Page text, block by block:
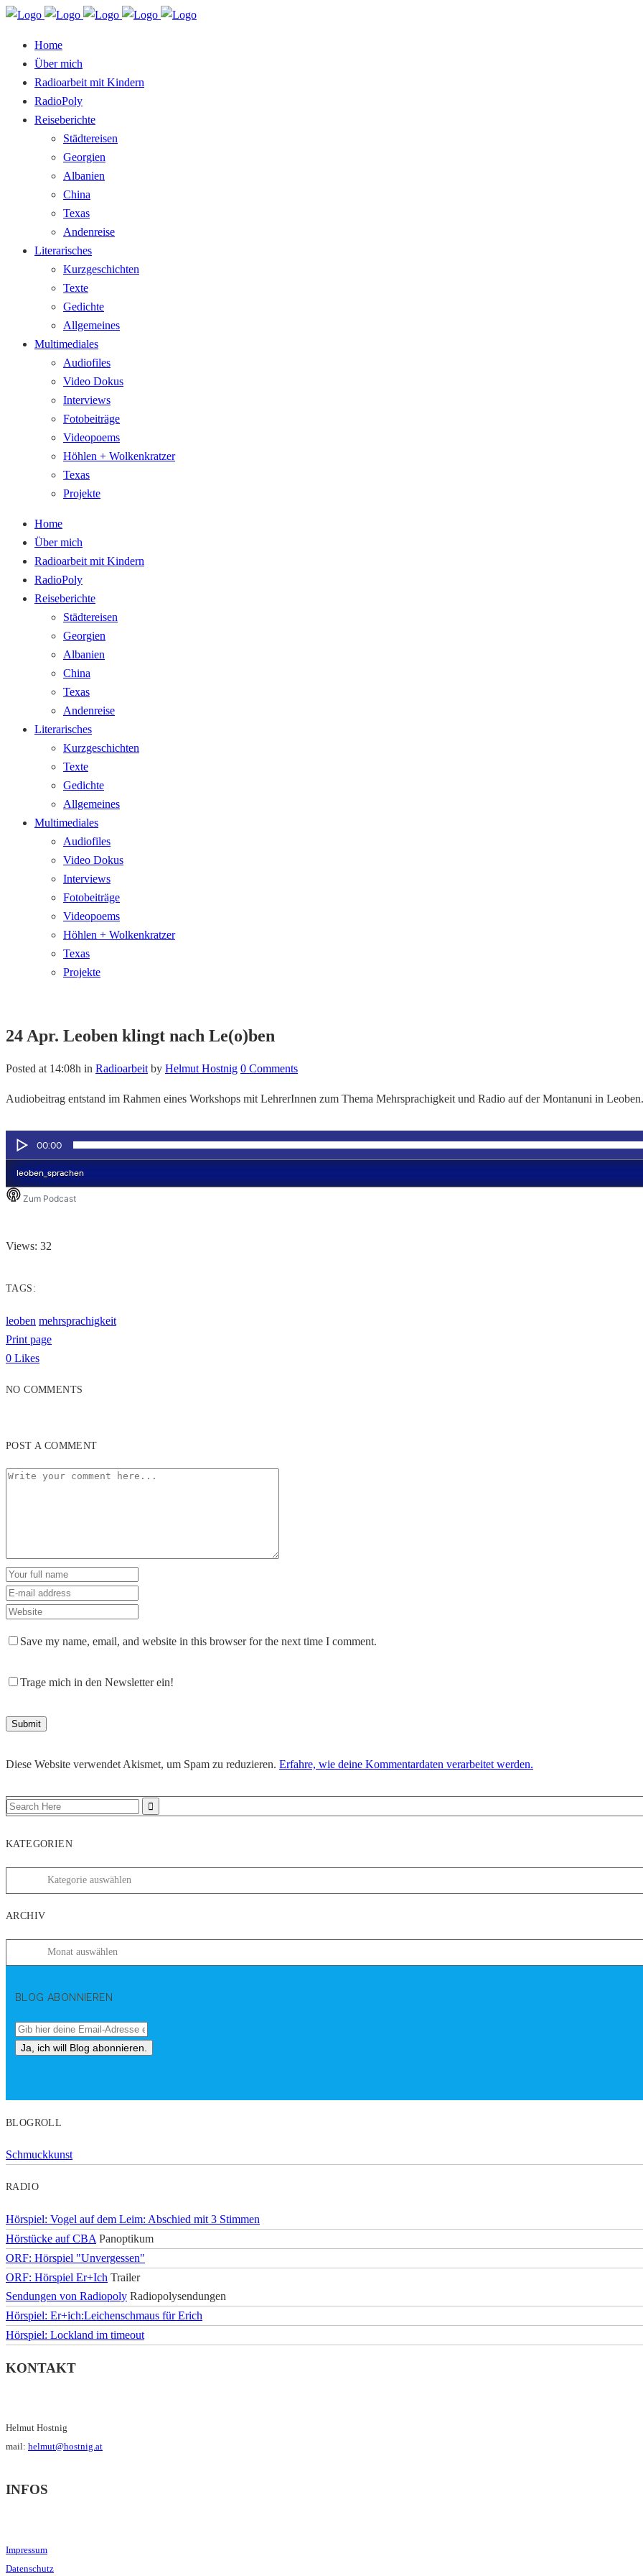
Home
Über mich
Radioarbeit mit Kindern
RadioPoly
Reiseberichte
Städtereisen
Georgien
Albanien
China
Texas
Andenreise
Literarisches
Kurzgeschichten
Texte
Gedichte
Allgemeines
Multimediales
Audiofiles
Video Dokus
Interviews
Fotobeiträge
Videopoems
Höhlen + Wolkenkratzer
Texas
Projekte
Home
Über mich
Radioarbeit mit Kindern
RadioPoly
Reiseberichte
Städtereisen
Georgien
Albanien
China
Texas
Andenreise
Literarisches
Kurzgeschichten
Texte
Gedichte
Allgemeines
Multimediales
Audiofiles
Video Dokus
Interviews
Fotobeiträge
Videopoems
Höhlen + Wolkenkratzer
Texas
Projekte
24 Apr. Leoben klingt nach Le(o)ben
Posted at 14:08h in Radioarbeit by Helmut Hostnig 0 Comments
Audiobeitrag entstand im Rahmen eines Workshops mit LehrerInnen zum Thema Mehrsprachigkeit und Radio auf der Montanuni in Leoben.
Views: 32
TAGS:
leoben mehrsprachigkeit
Print page
0 Likes
NO COMMENTS
POST A COMMENT
Save my name, email, and website in this browser for the next time I comment.
Trage mich in den Newsletter ein!
Diese Website verwendet Akismet, um Spam zu reduzieren. Erfahre, wie deine Kommentardaten verarbeitet werden.
KATEGORIEN
ARCHIV
BLOG ABONNIEREN
BLOGROLL
Schmuckkunst
RADIO
Hörspiel: Vogel auf dem Leim: Abschied mit 3 Stimmen
Hörstücke auf CBA Panoptikum
ORF: Hörspiel "Unvergessen"
ORF: Hörspiel Er+Ich Trailer
Sendungen von Radiopoly Radiopolysendungen
Hörspiel: Er+ich:Leichenschmaus für Erich
Hörspiel: Lockland im timeout
KONTAKT
Helmut Hostnig
mail: helmut@hostnig.at
INFOS
Impressum
Datenschutz